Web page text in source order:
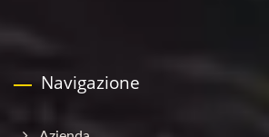
Navigazione